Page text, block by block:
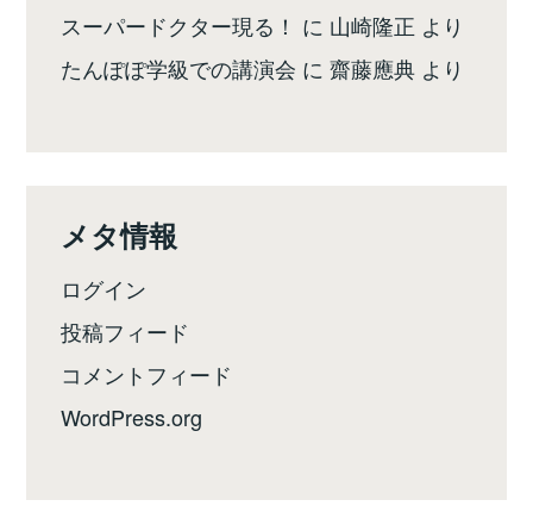
スーパードクター現る！ に 山崎隆正 より
たんぽぽ学級での講演会 に齋藤應典 より
メタ情報
ログイン
投稿フィード
コメントフィード
WordPress.org